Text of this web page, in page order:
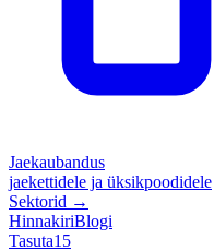
Jaekaubandus
jaekettidele ja üksikpoodidele
Sektorid →
HinnakiriBlogi
Tasuta15